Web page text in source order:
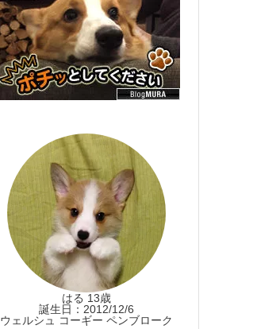
はる 13歳
誕生日：2012/12/6
ウェルシュ コーギー ペンブローク